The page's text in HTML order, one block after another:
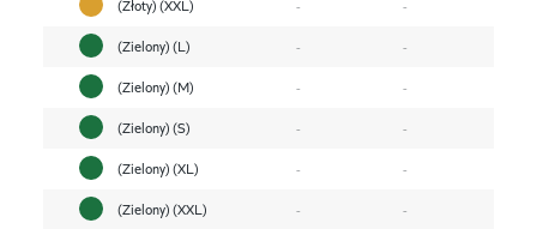
(Złoty) (XXL) -
-
(Zielony) (L)
-
-
(Zielony) (M)
-
-
(Zielony) (S)
-
-
(Zielony) (XL)
-
-
(Zielony) (XXL)
-
-